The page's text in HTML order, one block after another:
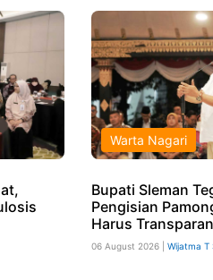
Warta Nagari
Bupati Sleman
Pengisian
Harus Transparan
06 August 2026 | Wijatma T